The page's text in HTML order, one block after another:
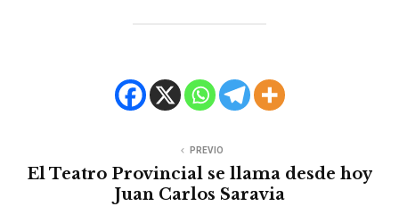
PREVIO
El Teatro Provincial se llama desde hoy
Juan Carlos Saravia